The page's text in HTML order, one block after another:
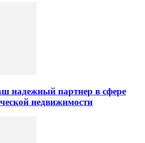
надежный партнер в сфере
недвижимости